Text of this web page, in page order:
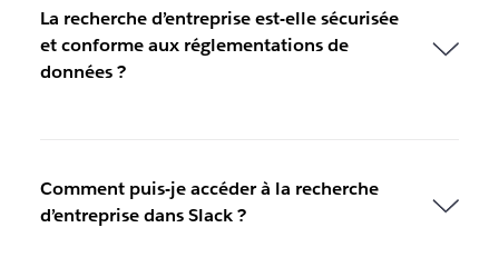
La recherche d’entreprise est-elle sécurisée
et conforme aux réglementations de
données ?
Comment puis-je accéder à la recherche
d’entreprise dans Slack ?